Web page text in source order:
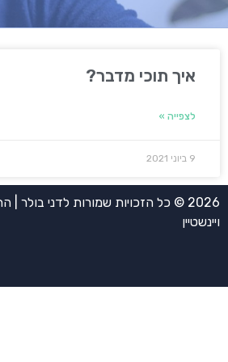
איך תוכי מדבר?
לצפייה »
9 ביוני 2021
2026 © כל הזכויות שמורות לדני בולר
ויינשטיין